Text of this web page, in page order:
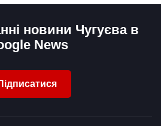
новини Чугуєва в
News